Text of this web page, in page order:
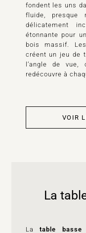
fondent les uns
fluide, presque
délicatement
étonnante pour
bois massif.
créent un jeu de
l’angle de vue,
redécouvre à
VOIR
La
Latable basse